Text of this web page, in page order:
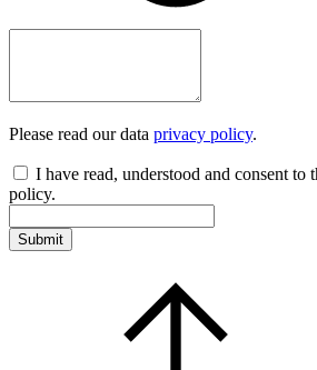
Please read our data privacy policy.
I have read, understood and consent to
policy.
Submit